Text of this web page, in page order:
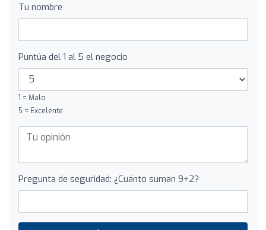
Tu nombre
Puntúa del 1 al 5 el negocio
1 = Malo
5 = Excelente
Pregunta de seguridad: ¿Cuánto suman 9+2?